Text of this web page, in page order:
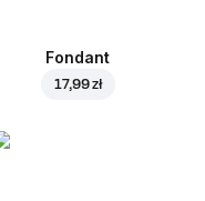
Fondant
17,99 zł